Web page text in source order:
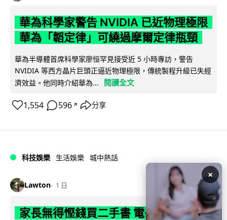
華為科學家警告 NVIDIA 已近物理極限
華為「韜定律」可繞過摩爾定律瓶頸
華為半導體首席科學家廖恒罕見接受近 5 小時專訪，警告
NVIDIA 等西方晶片巨頭正逼近物理極限，傳統製程升級已失經
濟效益。他同時介紹華為...
閱讀全文
1,554 596 ↗ 分享
科技娛樂 生活娛樂 城中熱話
Lawton 1 日
家長無得慳錢買二手書 電子啟動碼鎖死
×